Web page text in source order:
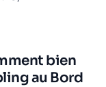
bien
au Bord